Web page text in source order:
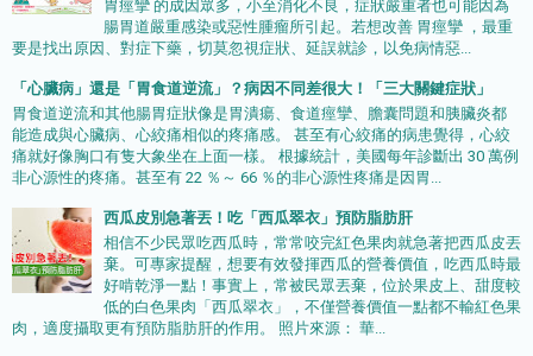
胃痙攣 的成因眾多，小至消化不良，症狀嚴重者也可能因為
腸胃道嚴重感染或惡性腫瘤所引起。若想改善 胃痙攣 ，最重
要是找出原因、對症下藥，切莫忽視症狀、延誤就診，以免病情惡...
「心臟病」還是「胃食道逆流」？病因不同差很大！「三大關鍵症狀」
胃食道逆流和其他腸胃症狀像是胃潰瘍、食道痙攣、膽囊問題和胰臟炎都
能造成與心臟病、心絞痛相似的疼痛感。 甚至有心絞痛的病患覺得，心絞
痛就好像胸口有隻大象坐在上面一樣。 根據統計，美國每年診斷出 30 萬例
非心源性的疼痛。甚至有 22 ％～ 66 ％的非心源性疼痛是因胃...
西瓜皮別急著丟！吃「西瓜翠衣」預防脂肪肝
相信不少民眾吃西瓜時，常常咬完紅色果肉就急著把西瓜皮丟
棄。可專家提醒，想要有效發揮西瓜的營養價值，吃西瓜時最
好啃乾淨一點！事實上，常被民眾丟棄，位於果皮上、甜度較
低的白色果肉「西瓜翠衣」，不僅營養價值一點都不輸紅色果
肉，適度攝取更有預防脂肪肝的作用。 照片來源： 華...